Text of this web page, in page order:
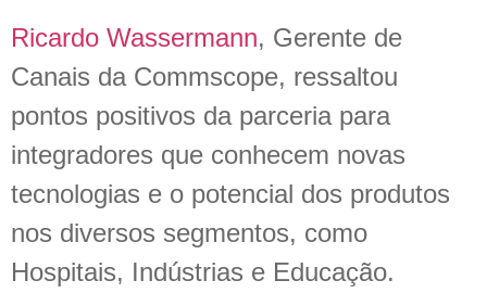
Ricardo Wassermann, Gerente de
Canais da Commscope, ressaltou
pontos positivos da parceria para
integradores que conhecem novas
tecnologias e o potencial dos produtos
nos diversos segmentos, como
Hospitais, Indústrias e Educação.